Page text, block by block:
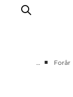
… ■ Forår